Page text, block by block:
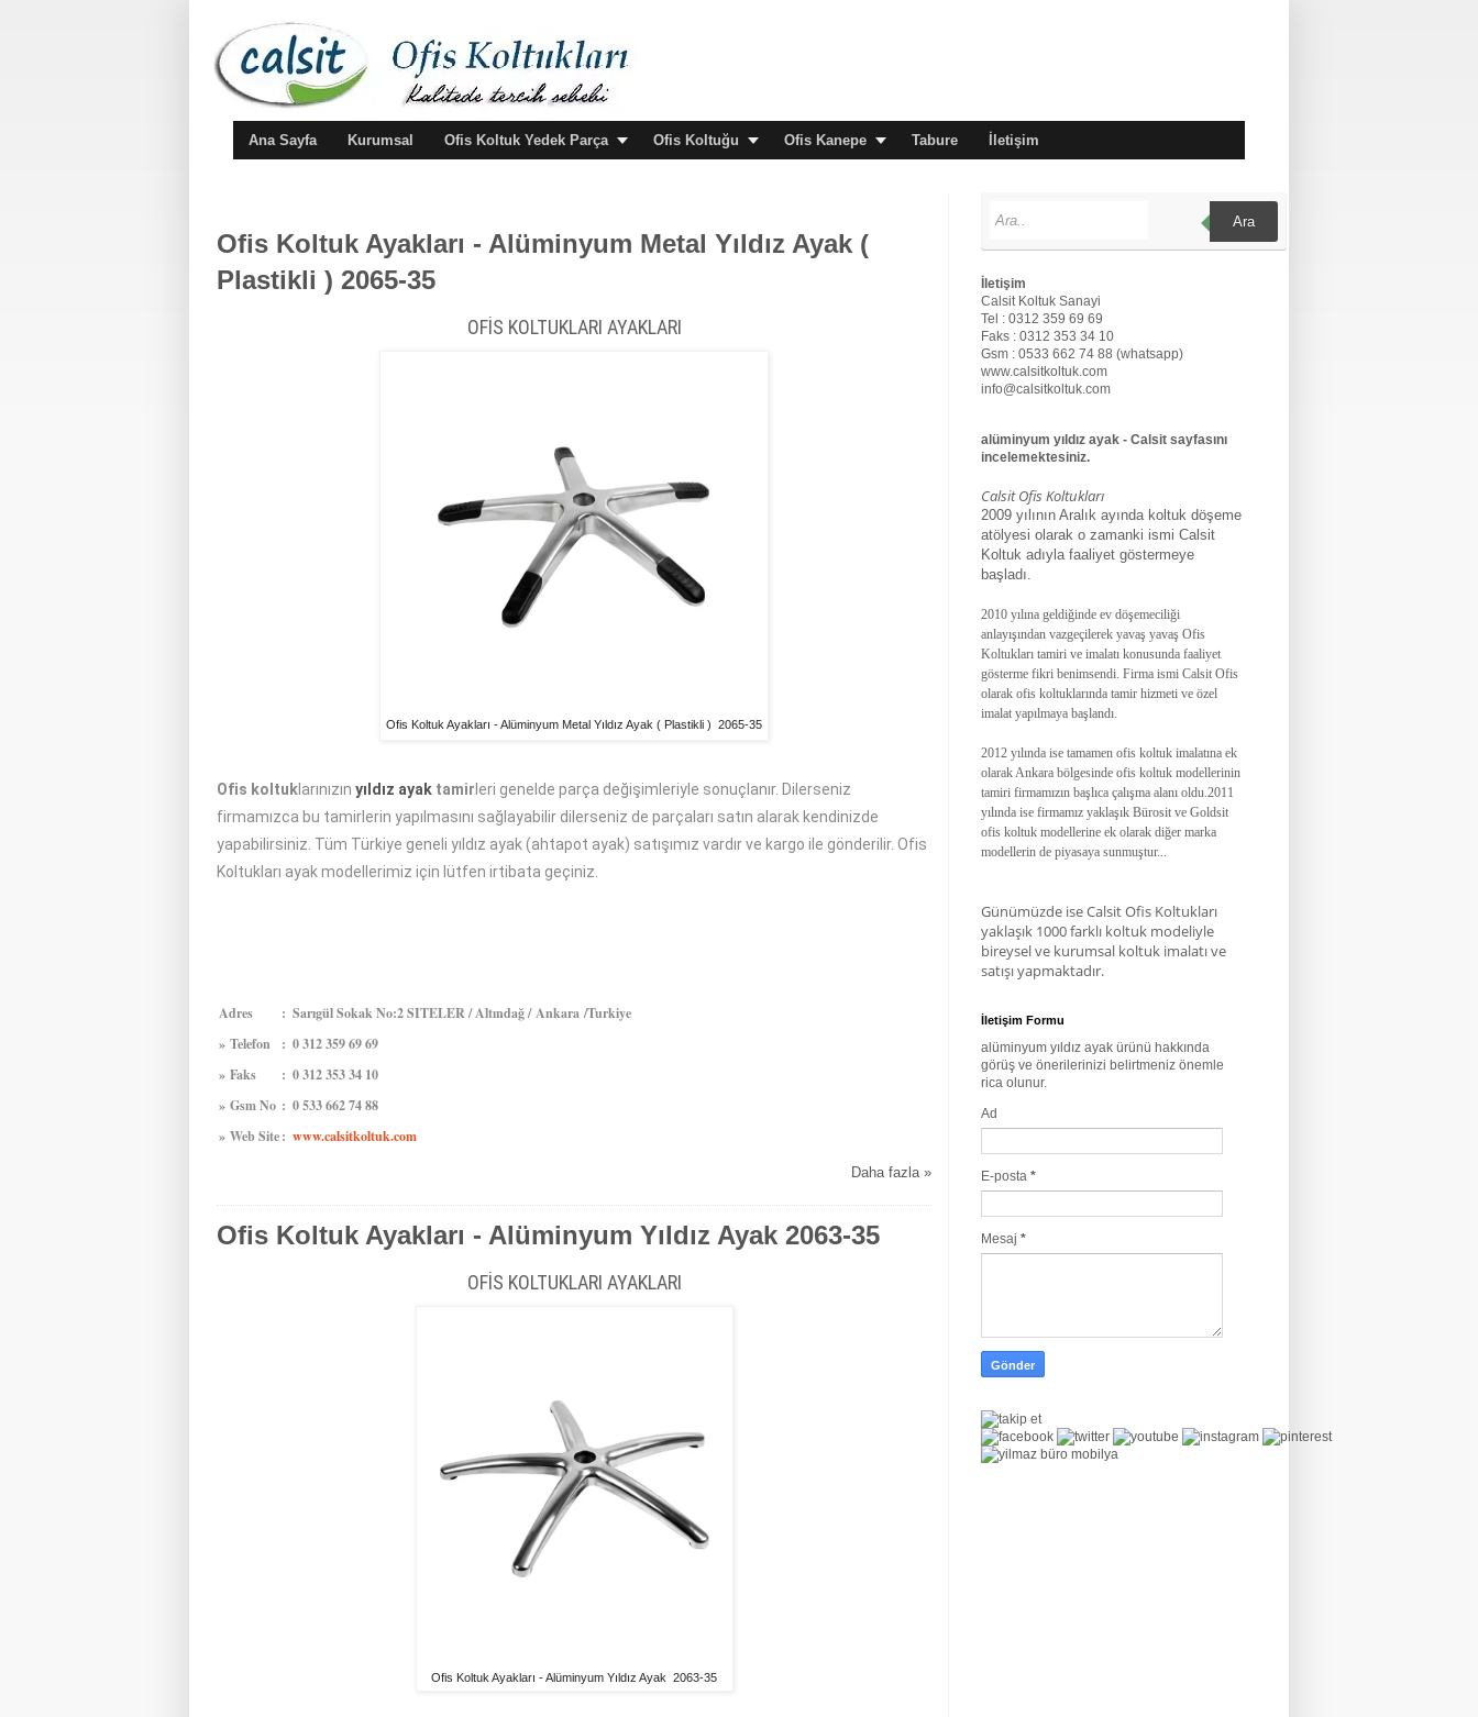
Ana Sayfa Kurumsal Ofis Koltuk Yedek Parça Ofis Koltuğu Ofis Kanepe Tabure İletişim
Ofis Koltuk Ayakları - Alüminyum Metal Yıldız Ayak (
Plastikli ) 2065-35
OFİS KOLTUKLARI AYAKLARI
Ofis Koltuk Ayakları - Alüminyum Metal Yıldız Ayak ( Plastikli ) 2065-35
Ofis koltuk larınızın yıldız ayak tamir leri genelde parça değişimleriyle sonuçlanır. Dilerseniz
firmamızca bu tamirlerin yapılmasını sağlayabilir dilerseniz de parçaları satın alarak kendinizde
yapabilirsiniz. Tüm Türkiye geneli yıldız ayak (ahtapot ayak) satışımız vardır ve kargo ile gönderilir. Ofis
Koltukları ayak modellerimiz için lütfen irtibata geçiniz.
Adres : Sarıgül Sokak No:2 SITELER / Altındağ / Ankara /Turkiye
» Telefon : 0 312 359 69 69
» Faks : 0 312 353 34 10
» Gsm No : 0 533 662 74 88
» Web Site: www.calsitkoltuk.com
Daha fazla »
Ofis Koltuk Ayakları - Alüminyum Yıldız Ayak 2063-35
OFİS KOLTUKLARI AYAKLARI
Ofis Koltuk Ayakları - Alüminyum Yıldız Ayak 2063-35
Ara
İletişim
Calsit Koltuk Sanayi
Tel : 0312 359 69 69
Faks : 0312 353 34 10
Gsm : 0533 662 74 88 (whatsapp)
www.calsitkoltuk.com
info@calsitkoltuk.com
alüminyum yıldız ayak - Calsit sayfasını
incelemektesiniz.
Calsit Ofis Koltukları
2009 yılının Aralık ayında koltuk döşeme
atölyesi olarak o zamanki ismi Calsit
Koltuk adıyla faaliyet göstermeye
başladı.
2010 yılına geldiğinde ev döşemeciliği
anlayışından vazgeçilerek yavaş yavaş Ofis
Koltukları tamiri ve imalatı konusunda faaliyet
gösterme fikri benimsendi. Firma ismi Calsit Ofis
olarak ofis koltuklarında tamir hizmeti ve özel
imalat yapılmaya başlandı.
2012 yılında ise tamamen ofis koltuk imalatına ek
olarak Ankara bölgesinde ofis koltuk modellerinin
tamiri firmamızın başlıca çalışma alanı oldu.2011
yılında ise firmamız yaklaşık Bürosit ve Goldsit
ofis koltuk modellerine ek olarak diğer marka
modellerin de piyasaya sunmuştur...
Günümüzde ise Calsit Ofis Koltukları
yaklaşık 1000 farklı koltuk modeliyle
bireysel ve kurumsal koltuk imalatı ve
satışı yapmaktadır.
İletişim Formu
alüminyum yıldız ayak ürünü hakkında
görüş ve önerilerinizi belirtmeniz önemle
rica olunur.
Ad
E-posta *
Mesaj *